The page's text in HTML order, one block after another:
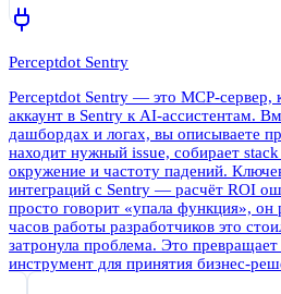
Perceptdot Sentry
Perceptdot Sentry — это MCP-сервер,
аккаунт в Sentry к AI-ассистентам.
дашбордах и логах, вы описываете
находит нужный issue, собирает stack
окружение и частоту падений.
интеграций с Sentry — расчёт ROI
просто говорит «упала функция», он
часов работы разработчиков это
затронула проблема. Это
инструмент для принятия бизнес-